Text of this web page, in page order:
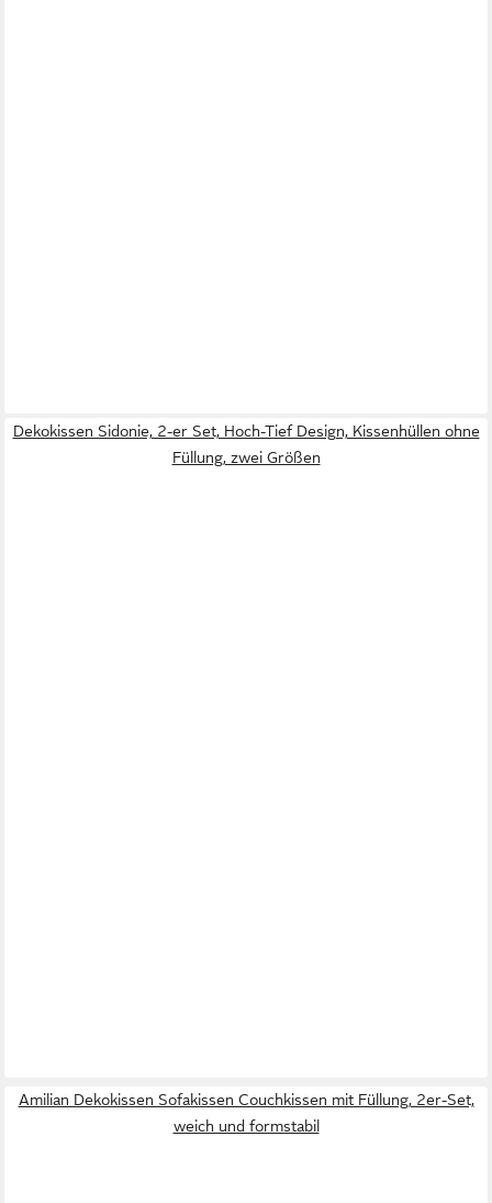
Dekokissen Sidonie, 2-er Set, Hoch-Tief Design, Kissenhüllen ohne
Füllung, zwei Größen
Amilian Dekokissen Sofakissen Couchkissen mit Füllung, 2er-Set,
weich und formstabil